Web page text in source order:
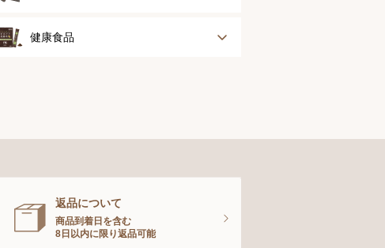
アウター
健康食品
返品について
商品到着日を含む
8日以内に限り返品可能